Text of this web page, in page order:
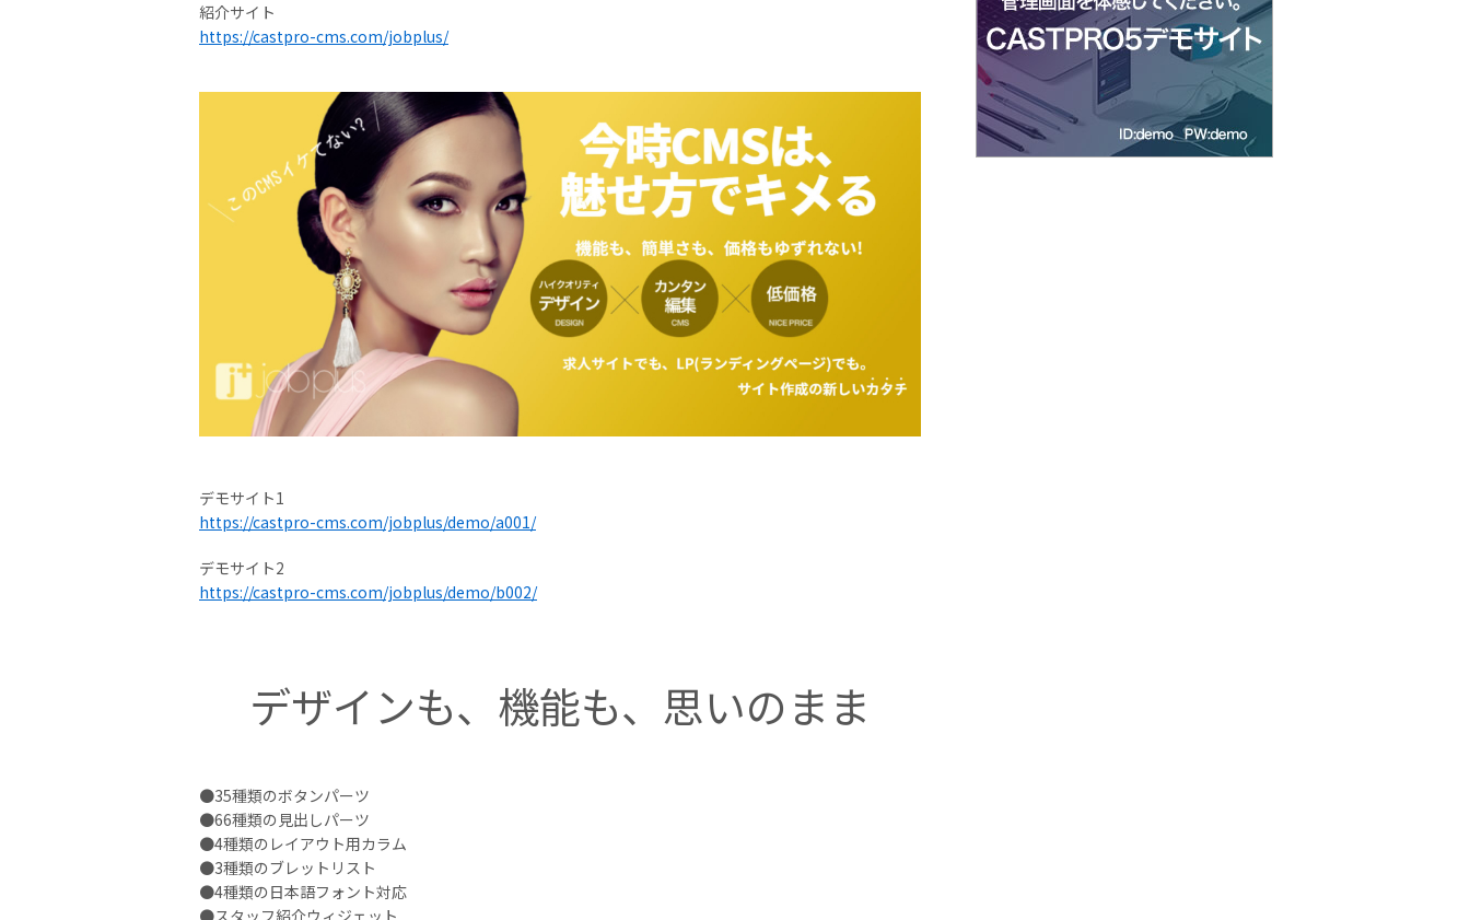
紹介サイト
https://castpro-cms.com/jobplus/
デモサイト1
https://castpro-cms.com/jobplus/demo/a001/
デモサイト2
https://castpro-cms.com/jobplus/demo/b002/
デザインも、機能も、思いのまま
●35種類のボタンパーツ
●66種類の見出しパーツ
●4種類のレイアウト用カラム
●3種類のブレットリスト
●4種類の日本語フォント対応
●スタッフ紹介ウィジェット